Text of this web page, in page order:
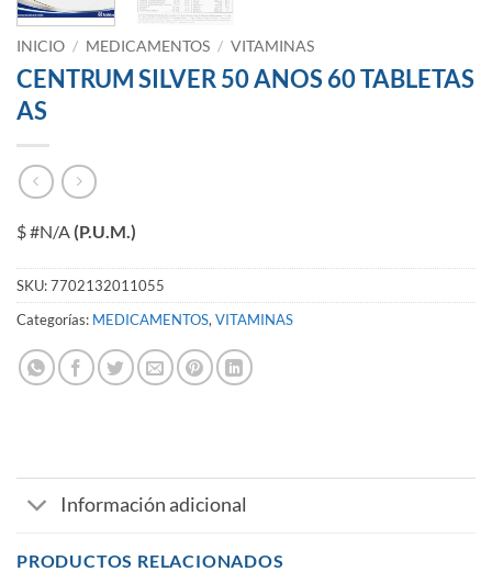
INICIO / MEDICAMENTOS / VITAMINAS
CENTRUM SILVER 50 ANOS 60 TABLETAS
AS
$ #N/A (P.U.M.)
SKU:7702132011055
Categorías: MEDICAMENTOS, VITAMINAS
Información adicional
PRODUCTOS RELACIONADOS